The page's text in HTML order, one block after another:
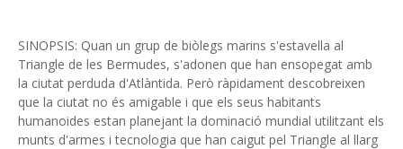
SINOPSIS: Quan un grup de biòlegs marins s'estavella al
Triangle de les Bermudes, s'adonen que han ensopegat amb
la ciutat perduda d'Atlàntida. Però ràpidament descobreixen
que la ciutat no és amigable i que els seus habitants
humanoides estan planejant la dominació mundial utilitzant els
munts d'armes i tecnologia que han caigut pel Triangle al llarg